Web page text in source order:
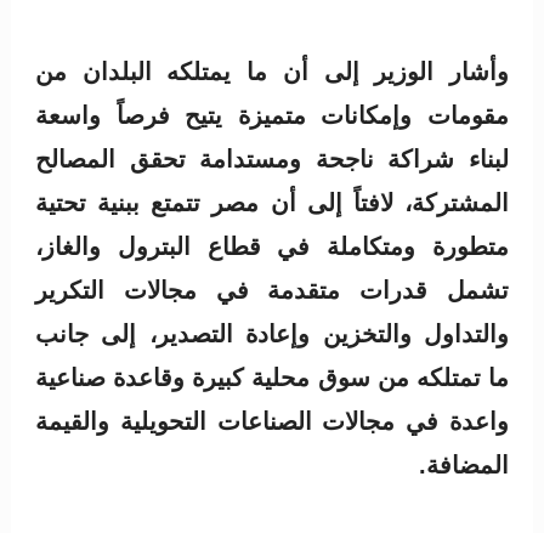
وأشار الوزير إلى أن ما يمتلكه البلدان من
مقومات وإمكانات متميزة يتيح فرصاً واسعة
لبناء شراكة ناجحة ومستدامة تحقق المصالح
المشتركة، لافتاً إلى أن مصر تتمتع ببنية تحتية
متطورة ومتكاملة في قطاع البترول والغاز،
تشمل قدرات متقدمة في مجالات التكرير
والتداول والتخزين وإعادة التصدير، إلى جانب
ما تمتلكه من سوق محلية كبيرة وقاعدة صناعية
واعدة في مجالات الصناعات التحويلية والقيمة
المضافة.